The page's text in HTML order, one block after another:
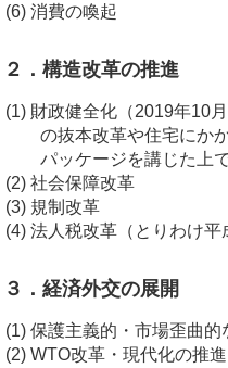
(6) 消費の喚起
２．構造改革の推進
(1) 財政健全化（2019年10
の抜本改革や住宅にか
パッケージを講じた上
(2) 社会保障改革
(3) 規制改革
(4) 法人税改革（とりわけ平
３．経済外交の展開
(1) 保護主義的・市場歪曲的
(2) WTO改革・現代化の推進